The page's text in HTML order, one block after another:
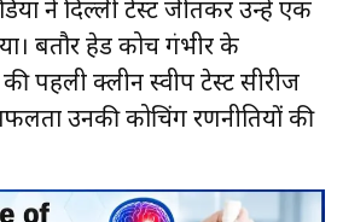
ने दिल्ली टेस्ट जीतकर उन्हें एक
बतौर हेड कोच गंभीर के
पहली क्लीन स्वीप टेस्ट सीरीज
उनकी कोचिंग रणनीतियों की